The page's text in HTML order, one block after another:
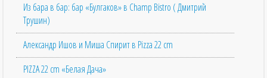
Из бара в бар: бар «Булгаков» в Champ Bistro ( Дмитрий
Трушин)
Александр Ишов и Миша Спирит в Pizza 22 cm
PIZZA 22 cm «Белая Дача»